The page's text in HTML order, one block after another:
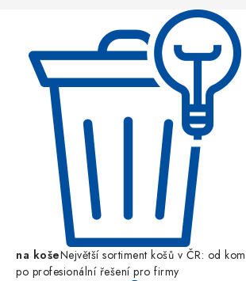
na košeNejvětší sortiment košů v ČR: od
po profesionální řešení pro firmy